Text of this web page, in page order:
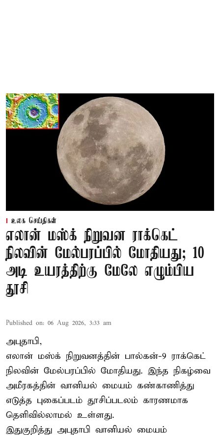
உலக செய்திகள்
எலான் மஸ்க் நிறுவன ராக்கெட்
நிலவின் மேல்பரப்பில் மோதியது; 10
அடி உயரத்திற்கு மேலே எழும்பிய
தூசி
Published on: 06 Aug 2026, 3:33 am
அபுதாபி,
எலான் மஸ்க் நிறுவனத்தின் பால்கன்-9 ராக்கெட்
நிலவின் மேல்பரப்பில் மோதியது. இந்த நிகழ்வை
அமீரகத்தின் வானியல் மையம் கண்காணித்து
எடுத்த புகைப்படம் தூசிப்படலம் காரணமாக
தெளிவில்லாமல் உள்ளது.
இதுகுறித்து அபுதாபி வானியல் மையம்